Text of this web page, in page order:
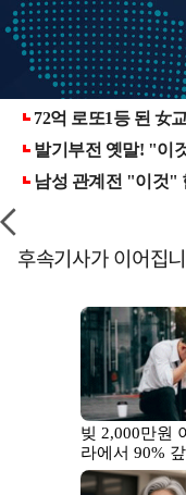
후속기사가 이어집